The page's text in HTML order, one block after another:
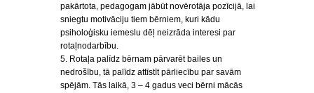
pakārtota, pedagogam jābūt novērotāja pozīcijā, lai
sniegtu motivāciju tiem bērniem, kuri kādu
psiholoģisku iemeslu dēļ neizrāda interesi par
rotaļnodarbību.
5. Rotaļa palīdz bērnam pārvarēt bailes un
nedrošību, tā palīdz attīstīt pārliecību par savām
spējām. Tās laikā, 3 – 4 gadus veci bērni mācās